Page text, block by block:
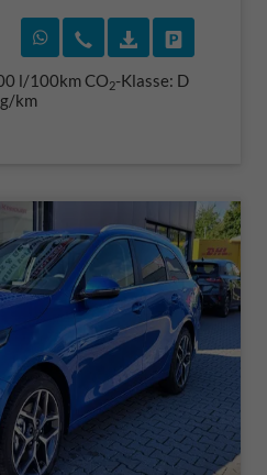
Rückruf vereinbaren
Wir rufen Sie an
l/100kmCO2-Klasse: D
km